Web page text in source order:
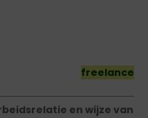
freelance
en wijze van